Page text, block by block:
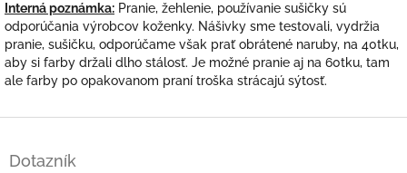
Interná poznámka: Pranie, žehlenie, používanie sušičky sú
odporúčania výrobcov koženky. Nášivky sme testovali, vydržia
pranie, sušičku, odporúčame však prať obrátené naruby, na 40tku,
aby si farby držali dlho stálosť. Je možné pranie aj na 60tku, tam
ale farby po opakovanom praní troška strácajú sýtosť.
Dotazník